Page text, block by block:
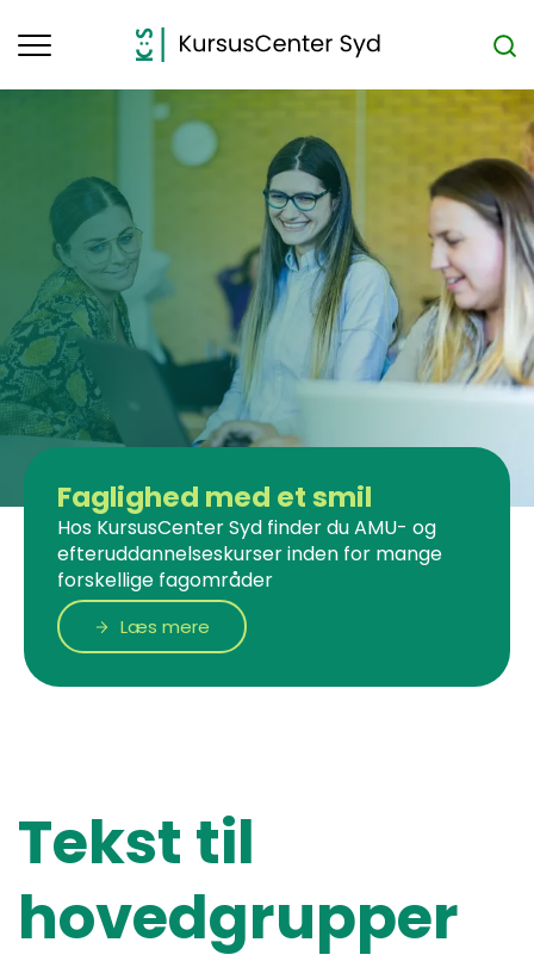
Toggle
Faglighed med et smil
Hos KursusCenter Syd finder du AMU- og
efteruddannelseskurser inden for mange
forskellige fagområder
Læs mere
Tekst til
hovedgrupper